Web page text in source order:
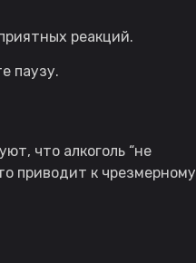
реакций.
паузу.
что алкоголь “не
приводит к чрезмерному